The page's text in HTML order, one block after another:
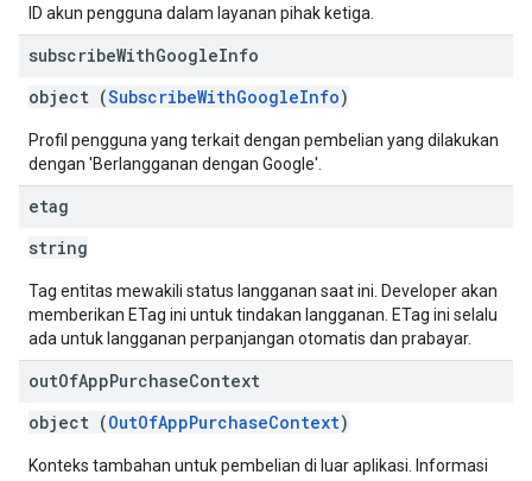
ID akun pengguna dalam layanan pihak ketiga.
subscribeWithGoogleInfo
object (SubscribeWithGoogleInfo)
Profil pengguna yang terkait dengan pembelian yang dilakukan
dengan 'Berlangganan dengan Google'.
etag
string
Tag entitas mewakili status langganan saat ini. Developer akan
memberikan ETag ini untuk tindakan langganan. ETag ini selalu
ada untuk langganan perpanjangan otomatis dan prabayar.
outOfAppPurchaseContext
object (OutOfAppPurchaseContext)
Konteks tambahan untuk pembelian di luar aplikasi. Informasi